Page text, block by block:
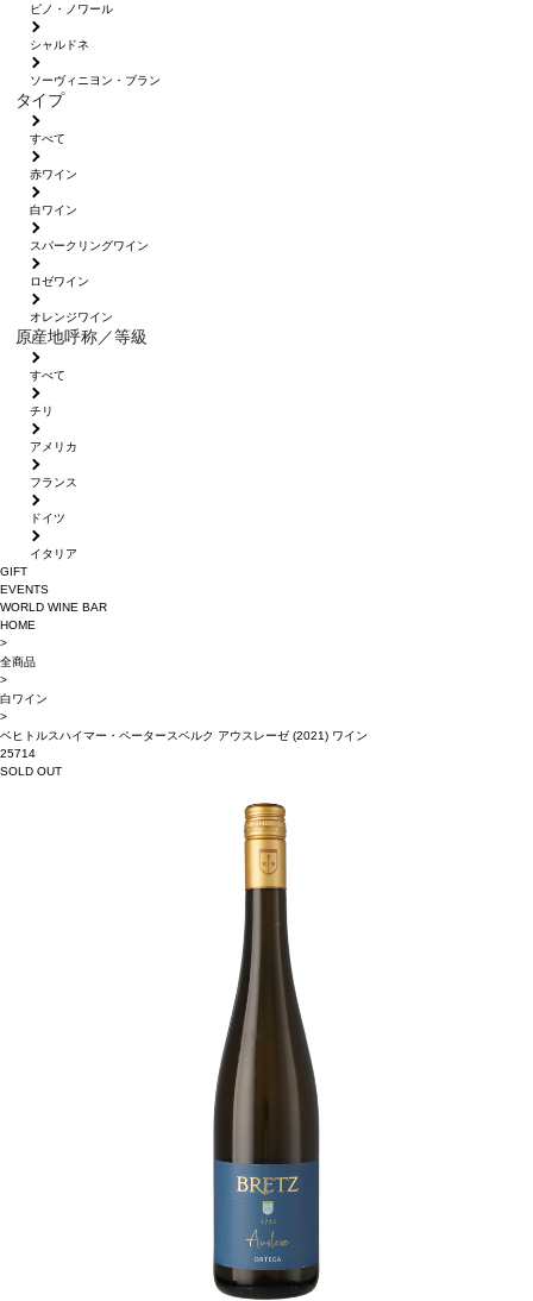
ピノ・ノワール
シャルドネ
ソーヴィニヨン・ブラン
タイプ
すべて
赤ワイン
白ワイン
スパークリングワイン
ロゼワイン
オレンジワイン
原産地呼称／等級
すべて
チリ
アメリカ
フランス
ドイツ
イタリア
GIFT
EVENTS
WORLD WINE BAR
HOME
>
全商品
>
白ワイン
>
ベヒトルスハイマー・ペータースベルク アウスレーゼ (2021) ワイン
25714
SOLD OUT